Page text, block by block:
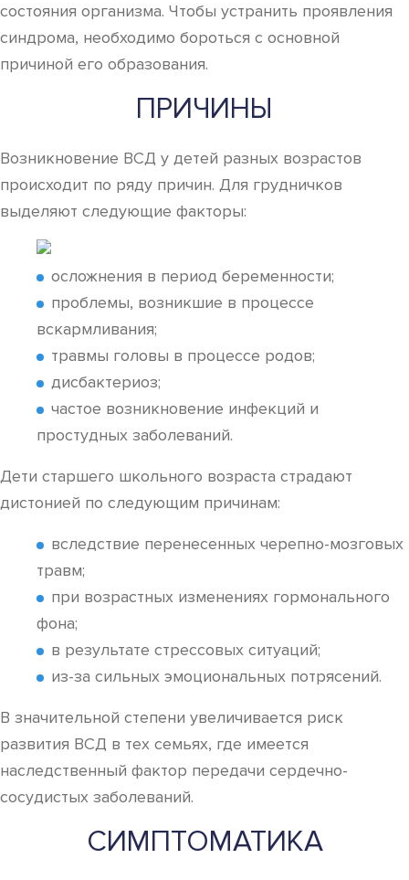
состояния организма. Чтобы устранить проявления
синдрома, необходимо бороться с основной
причиной его образования.
ПРИЧИНЫ
Возникновение ВСД у детей разных возрастов
происходит по ряду причин. Для грудничков
выделяют следующие факторы:
осложнения в период беременности;
проблемы, возникшие в процессе
вскармливания;
травмы головы в процессе родов;
дисбактериоз;
частое возникновение инфекций и
простудных заболеваний.
Дети старшего школьного возраста страдают
дистонией по следующим причинам:
вследствие перенесенных черепно-мозговых
травм;
при возрастных изменениях гормонального
фона;
в результате стрессовых ситуаций;
из-за сильных эмоциональных потрясений.
В значительной степени увеличивается риск
развития ВСД в тех семьях, где имеется
наследственный фактор передачи сердечно-
сосудистых заболеваний.
СИМПТОМАТИКА